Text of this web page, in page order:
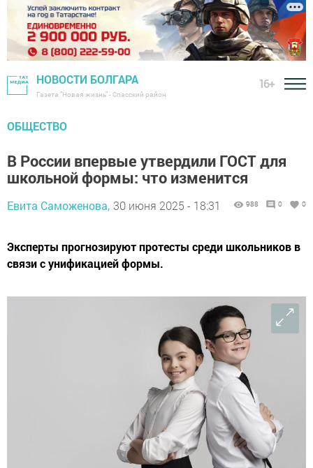
НОВОСТИ БОЛГАРА
Газета "Новая жизнь" - Спасский район
16+
ОБЩЕСТВО
В России впервые утвердили ГОСТ для
школьной формы: что изменится
Евита Саможенова, 30 июня 2025 - 18:31 988 0 0
Эксперты прогнозируют протесты среди школьников в
связи с унификацией формы.